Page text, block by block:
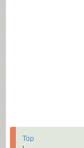
Top